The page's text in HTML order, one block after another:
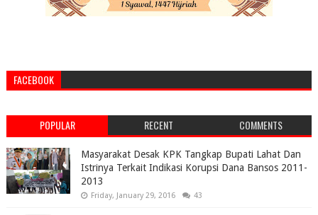
FACEBOOK
POPULAR RECENT COMMENTS
Masyarakat Desak KPK Tangkap Bupati Lahat Dan
Istrinya Terkait Indikasi Korupsi Dana Bansos 2011-
2013
Friday, January 29, 2016 43